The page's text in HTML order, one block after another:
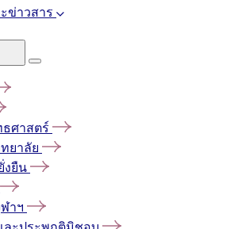
ข่าวสาร
ศาสตร์
ยาลัย
งยืน
าฯ